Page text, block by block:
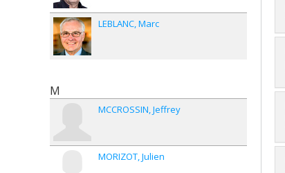
LEBLANC Marc
M
MCCROSSIN Jeffrey
MORIZOT Julien